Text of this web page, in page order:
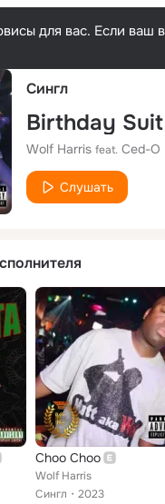
для вас. Если ваш
Сингл
Birthday Suit
Wolf Harris feat. Ced-O
Слушать
Choo Choo
Wolf Harris
Сингл
2023